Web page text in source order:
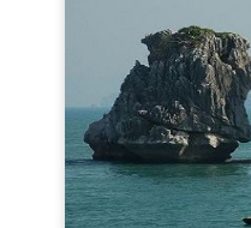
註：神仙湖小舟遊，若
長安生態保護區，敬請見
欣賞越南國寶級的民間
上木偶劇是越南最具特
上獨一無二的木偶戲，
水池面上演出；表演者
強勁的臂力及純熟的控
各項傳說故事，其動靜